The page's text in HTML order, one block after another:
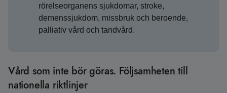
rörelseorganens sjukdomar, stroke,
demenssjukdom, missbruk och beroende,
palliativ vård och tandvård.
Vård som inte bör göras. Följsamheten till
nationella riktlinjer